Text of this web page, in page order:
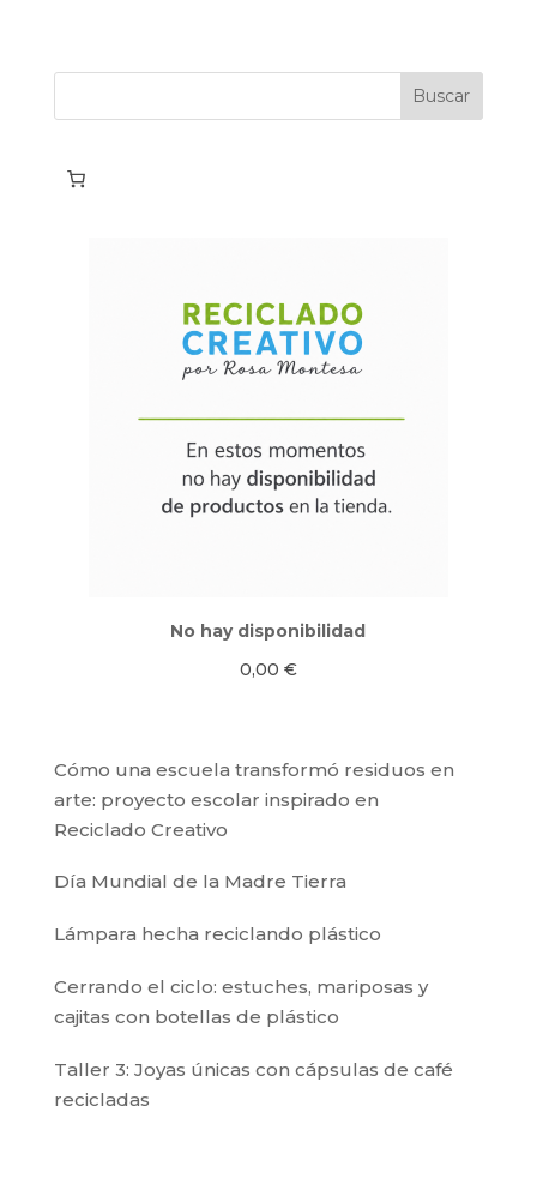
No hay disponibilidad
0,00 €
Cómo una escuela transformó residuos en
arte: proyecto escolar inspirado en
Reciclado Creativo
Día Mundial de la Madre Tierra
Lámpara hecha reciclando plástico
Cerrando el ciclo: estuches, mariposas y
cajitas con botellas de plástico
Taller 3: Joyas únicas con cápsulas de café
recicladas